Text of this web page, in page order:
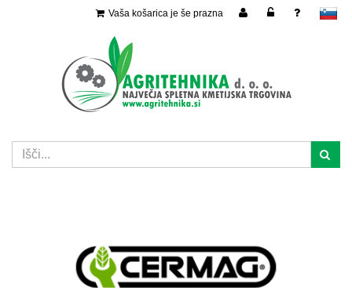
slovensko
Vaša košarica je še prazna